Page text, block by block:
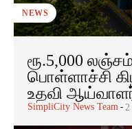
NEWS
ரூ.5,000
பொள்ளாச்சி
உதவி
SimpliCity News Team - 2